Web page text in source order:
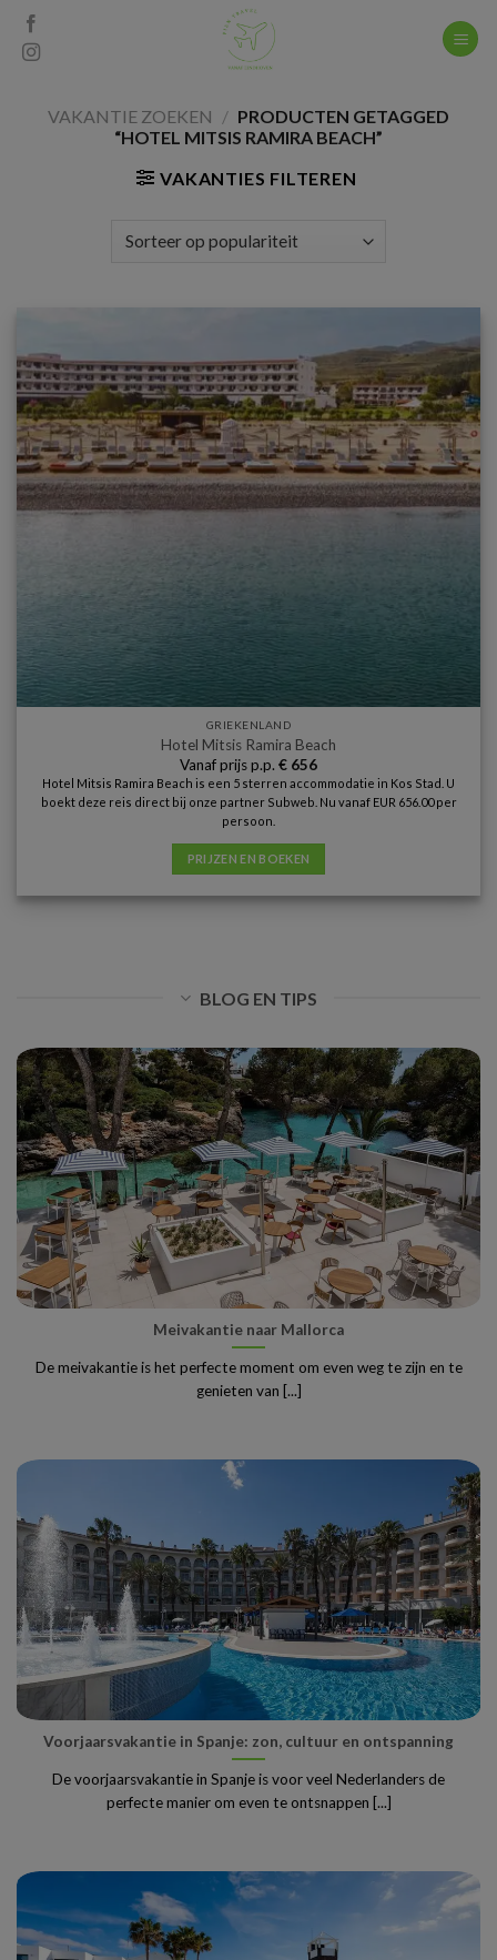
Skip
content
VAKANTIE ZOEKEN / PRODUCTEN GETAGGED
“HOTEL MITSIS RAMIRA BEACH”
VAKANTIES FILTEREN
GRIEKENLAND
Hotel Mitsis Ramira Beach
Vanaf prijs p.p. € 656
Hotel Mitsis Ramira Beach is een 5 sterren accommodatie in Kos Stad. U
boekt deze reis direct bij onze partner Subweb. Nu vanaf EUR 656.00 per
persoon.
PRIJZEN EN BOEKEN
BLOG EN TIPS
Meivakantie naar Mallorca
De meivakantie is het perfecte moment om even weg te zijn en te
genieten van [...]
Voorjaarsvakantie in Spanje: zon, cultuur en ontspanning
De voorjaarsvakantie in Spanje is voor veel Nederlanders de
perfecte manier om even te ontsnappen [...]